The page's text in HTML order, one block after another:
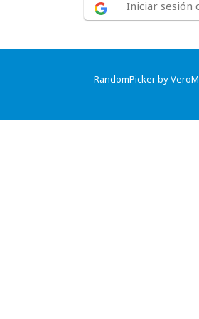
Iniciar sesión
RandomPicker by